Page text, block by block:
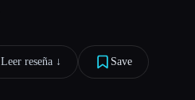
Leer reseña ↓︎ Save